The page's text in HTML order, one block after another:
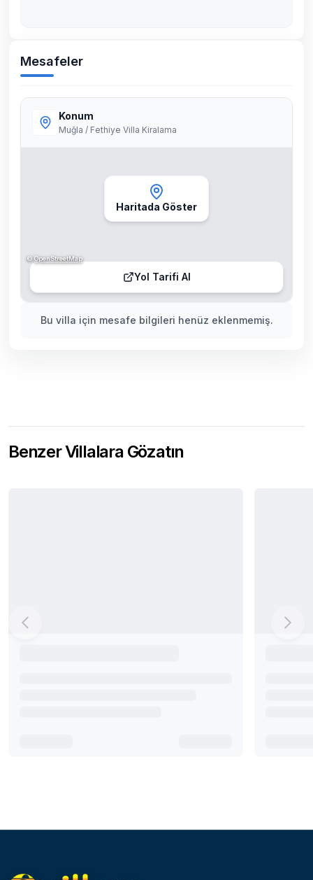
Mesafeler
Bu villa için mesafe bilgileri henüz eklenmemiş.
Konum
Muğla / Fethiye Villa Kiralama
Haritada Göster
Yol Tarifi Al
©OpenStreetMap
Benzer Villalara Gözatın